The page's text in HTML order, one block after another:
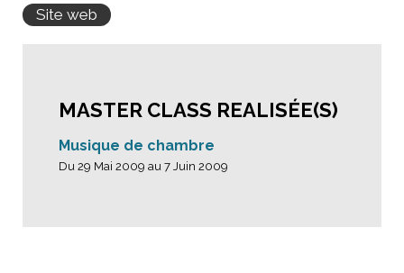
Site web
MASTER CLASS REALISÉE(S)
Musique de chambre
Du 29 Mai 2009 au 7 Juin 2009